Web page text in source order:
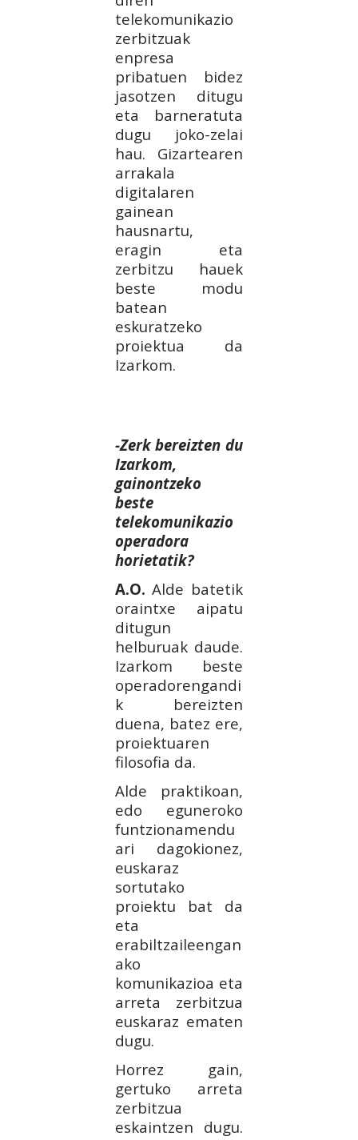
telekomunikazio
zerbitzuak
enpresa
pribatuen bidez
jasotzen ditugu
eta barneratuta
dugu joko-zelai
hau. Gizartearen
arrakala
digitalaren
gainean
hausnartu,
eragin eta
zerbitzu hauek
beste modu
batean
eskuratzeko
proiektua da
Izarkom.
-Zerk bereizten du
Izarkom,
gainontzeko
beste
telekomunikazio
operadora
horietatik?
A.O. Alde batetik
oraintxe aipatu
ditugun
helburuak daude.
Izarkom beste
operadorengandi
k bereizten
duena, batez ere,
proiektuaren
filosofia da.
Alde praktikoan,
edo eguneroko
funtzionamendu
ari dagokionez,
euskaraz
sortutako
proiektu bat da
eta
erabiltzaileengan
ako
komunikazioa eta
arreta zerbitzua
euskaraz ematen
dugu.
Horrez gain,
gertuko arreta
zerbitzua
eskaintzen dugu.